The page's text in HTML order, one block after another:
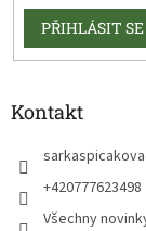
PŘIHLÁSIT SE
Kontakt
sarkaspicakova
+420777623498
Všechny